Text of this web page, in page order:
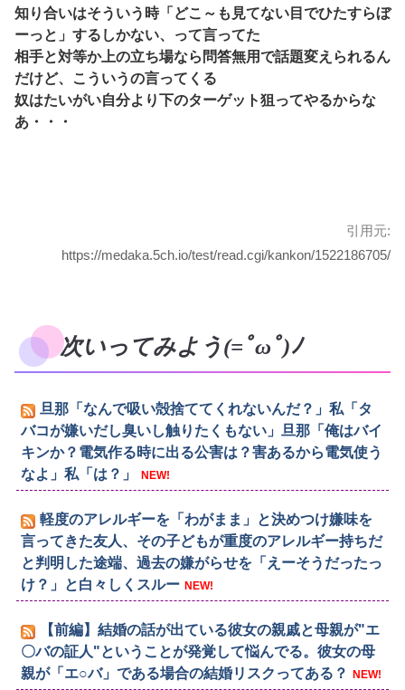
知り合いはそういう時「どこ～も見てない目でひたすらぼ
ーっと」するしかない、って言ってた
相手と対等か上の立ち場なら問答無用で話題変えられるん
だけど、こういうの言ってくる
奴はたいがい自分より下のターゲット狙ってやるからな
あ・・・
引用元:
https://medaka.5ch.io/test/read.cgi/kankon/1522186705/
次いってみよう(=ﾟωﾟ)ﾉ
旦那「なんで吸い殻捨ててくれないんだ？」私「タ
バコが嫌いだし臭いし触りたくもない」旦那「俺はバイ
キンか？電気作る時に出る公害は？害あるから電気使う
なよ」私「は？」
NEW!
軽度のアレルギーを「わがまま」と決めつけ嫌味を
言ってきた友人、その子どもが重度のアレルギー持ちだ
と判明した途端、過去の嫌がらせを「えーそうだったっ
け？」と白々しくスルー NEW!
【前編】結婚の話が出ている彼女の親戚と母親が"エ
〇バの証人"ということが発覚して悩んでる。彼女の母
親が「エ○バ」である場合の結婚リスクってある？
NEW!